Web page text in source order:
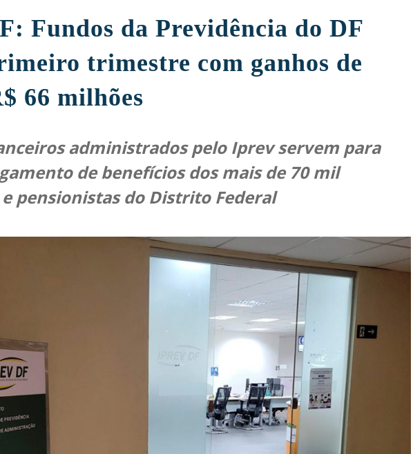
Fundos da Previdência do DF
trimestre com ganhos de
66 milhões
administrados pelo Iprev servem para
de benefícios dos mais de 70 mil
pensionistas do Distrito Federal